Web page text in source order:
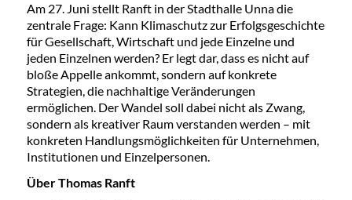
Am 27. Juni stellt Ranft in der Stadthalle Unna die
zentrale Frage: Kann Klimaschutz zur Erfolgsgeschichte
für Gesellschaft, Wirtschaft und jede Einzelne und
jeden Einzelnen werden? Er legt dar, dass es nicht auf
bloße Appelle ankommt, sondern auf konkrete
Strategien, die nachhaltige Veränderungen
ermöglichen. Der Wandel soll dabei nicht als Zwang,
sondern als kreativer Raum verstanden werden – mit
konkreten Handlungsmöglichkeiten für Unternehmen,
Institutionen und Einzelpersonen.
Über Thomas Ranft